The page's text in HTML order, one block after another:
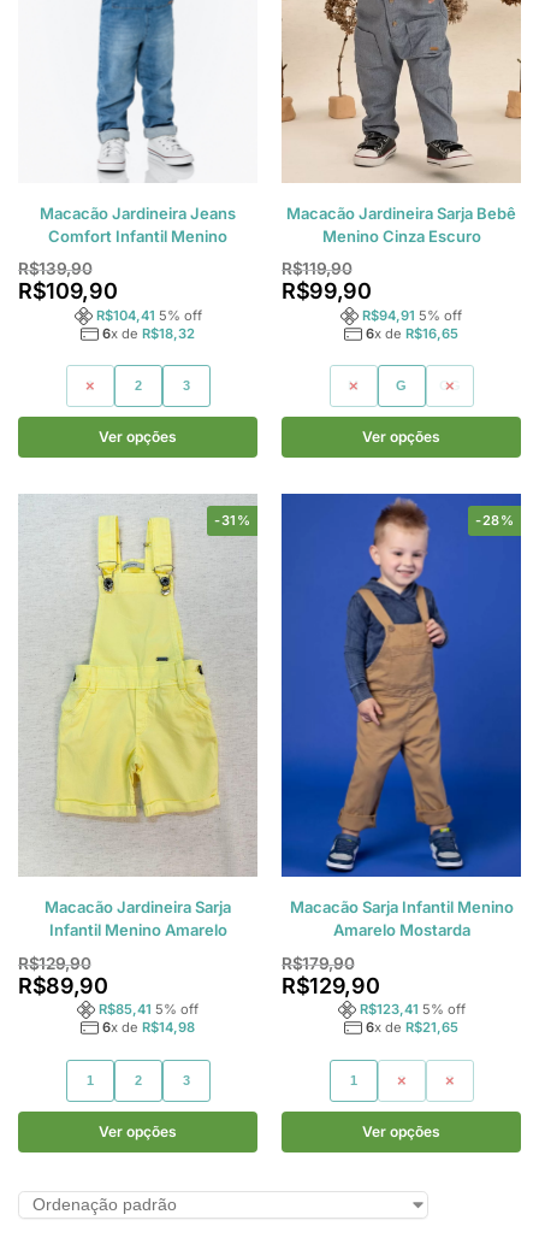
Macacão Jardineira Jeans
Comfort Infantil Menino
R$139,90
R$109,90
R$104,41 5% off
6x de R$18,32
1 2 3
Ver opções
Macacão Jardineira Sarja Bebê
Menino Cinza Escuro
R$119,90
R$99,90
R$94,91 5% off
6x de R$16,65
M G GG
Ver opções
-31%
Macacão Jardineira Sarja
Infantil Menino Amarelo
R$129,90
R$89,90
R$85,41 5% off
6x de R$14,98
1 2 3
Ver opções
-28%
Macacão Sarja Infantil Menino
Amarelo Mostarda
R$179,90
R$129,90
R$123,41 5% off
6x de R$21,65
1 2 3
Ver opções